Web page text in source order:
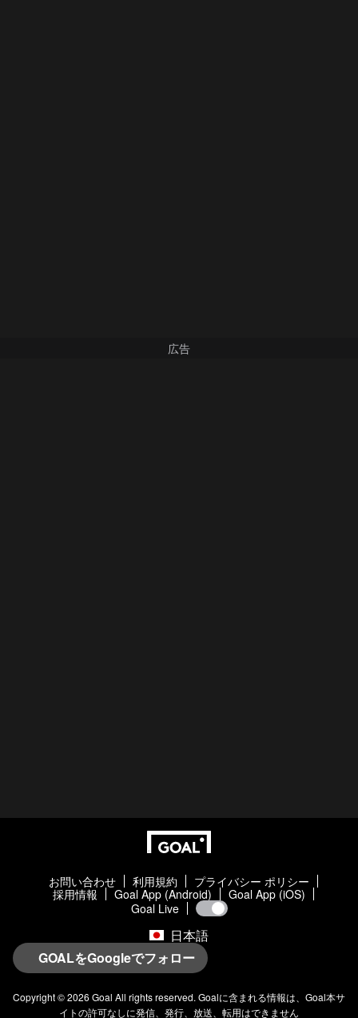
お問い合わせ 利用規約
プライバシー ポリシー
採用情報
Goal App (Android)
Goal App (iOS)
Goal Live
日本語
GOALをGoogleでフォロー
Copyright © 2026 Goal All rights reserved. Goalに含まれる情報は、 Goal本サ
イトの許可なしに発信、発行、放送、転用はできません